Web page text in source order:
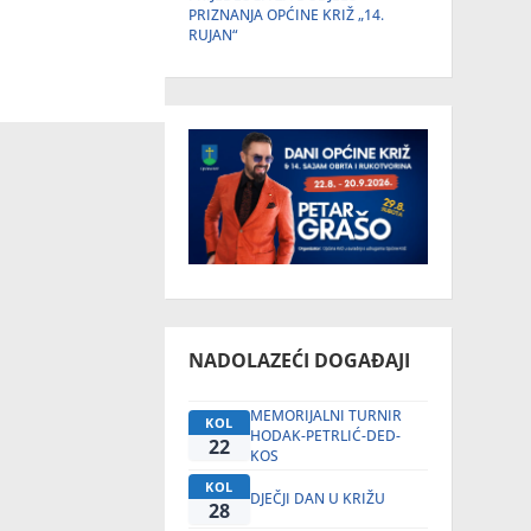
PRIZNANJA OPĆINE KRIŽ „14.
RUJAN“
NADOLAZEĆI DOGAĐAJI
KOL
22
MEMORIJALNI TURNIR
HODAK-PETRLIĆ-DED-
KOS
KOL
28 DJEČJI DAN U KRIŽU